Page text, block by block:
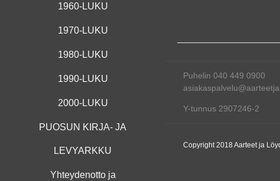
1960-LUKU
1970-LUKU
1980-LUKU
1990-LUKU
2000-LUKU
PUOSUN KIRJA- JA
LEVYARKKU
Yhteydenotto ja
Puhelin 040 449 0900
Y-tunnus 2907246-2
Copyright 2018 Aarteet ja